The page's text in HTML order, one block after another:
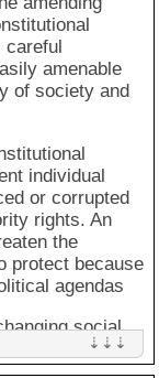
University
should
of powers
government.
of power
that the
people.
The spirit
Press.)
should
protect the
be achieved
rights or a
basic rights
careful
amenable
of society and
individual
or corrupted
rights. An
the
protect because
agendas
social
is through